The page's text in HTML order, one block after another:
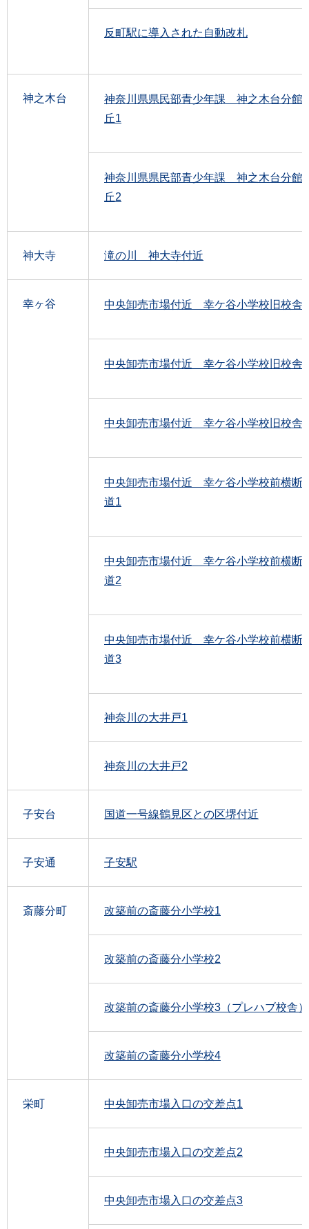
反町駅に導入された自動改札
神之木台
神奈川県県民部青少年課 神之木台分館
丘1
神奈川県県民部青少年課 神之木台分館
丘2
神大寺 滝の川 神大寺付近
幸ヶ谷 中央卸売市場付近 幸ケ谷小学校旧校舎1
中央卸売市場付近 幸ケ谷小学校旧校舎2
中央卸売市場付近 幸ケ谷小学校旧校舎3
中央卸売市場付近 幸ケ谷小学校前横断
道1
中央卸売市場付近 幸ケ谷小学校前横断
道2
中央卸売市場付近 幸ケ谷小学校前横断
道3
神奈川の大井戸1
神奈川の大井戸2
子安台 国道一号線鶴見区との区堺付近
子安通 子安駅
斎藤分町 改築前の斎藤分小学校1
改築前の斎藤分小学校2
改築前の斎藤分小学校3（プレハブ校舎）
改築前の斎藤分小学校4
栄町 中央卸売市場入口の交差点1
中央卸売市場入口の交差点2
中央卸売市場入口の交差点3